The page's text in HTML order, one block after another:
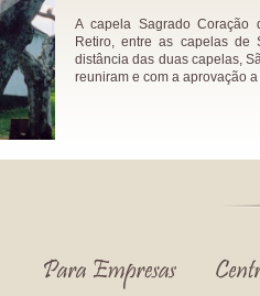
A capela Sagrado Coração
Retiro, entre as capelas
distância das duas capelas,
reuniram e com a aprovação